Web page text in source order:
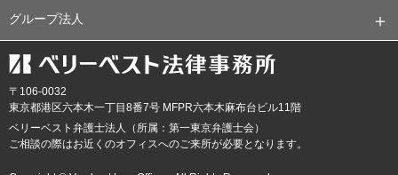
グループ法人
〒106-0032
東京都港区六本木一丁目8番7号 MFPR六本木麻布台ビル11階
ベリーベスト弁護士法人（所属：第一東京弁護士会）
ご相談の際はお近くのオフィスへのご来所が必要となります。